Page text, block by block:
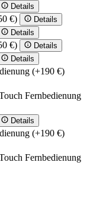
Details
€) Details
Details
€) Details
Details
(+190 €)
Fernbedienung
Details
(+190 €)
Fernbedienung